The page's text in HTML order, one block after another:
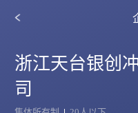
浙江天台银创
司